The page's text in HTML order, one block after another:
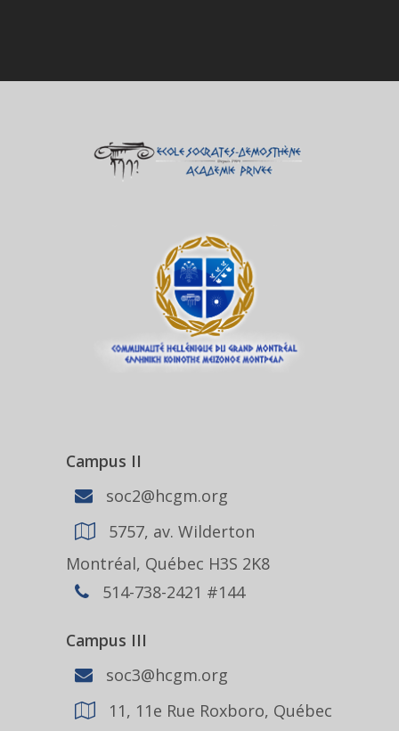
Campus II
soc2@hcgm.org
5757, av. Wilderton
Montréal, Québec H3S 2K8
514-738-2421 #144
Campus III
soc3@hcgm.org
11, 11e Rue Roxboro, Québec